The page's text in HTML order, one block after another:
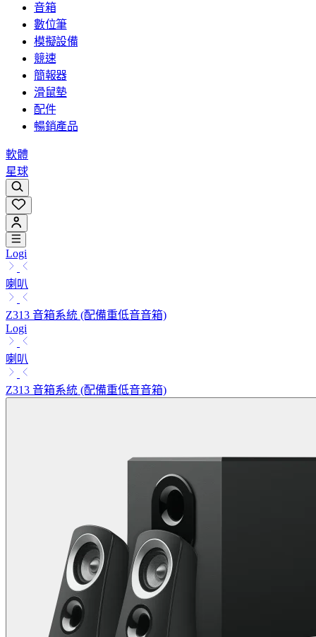
音箱
數位筆
模擬設備
競速
簡報器
滑鼠墊
配件
暢銷產品
軟體
星球
Logi
喇叭
Z313 音箱系統 (配備重低音音箱)
Logi
喇叭
Z313 音箱系統 (配備重低音音箱)